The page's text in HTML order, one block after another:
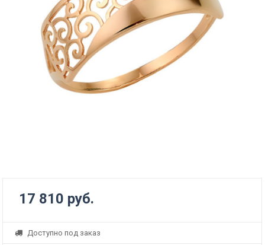
17 810 руб.
Доступно под заказ